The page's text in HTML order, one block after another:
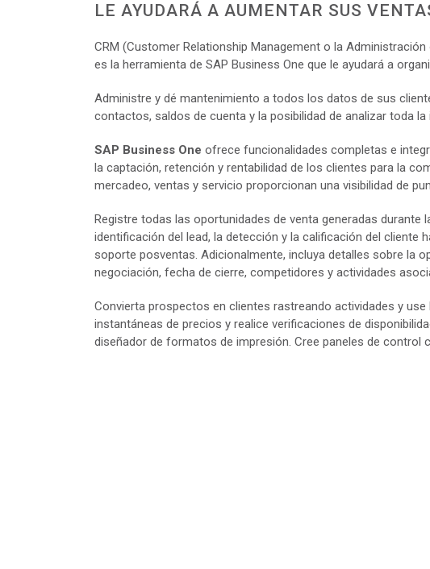
LE AYUDARÁ A AUMENTAR SUS
CRM (Customer Relationship Management o la
es la herramienta de SAP Business One que le ayudará a
Administre y dé mantenimiento a todos los datos de sus
contactos, saldos de cuenta y la posibilidad de analizar toda
SAP Business One ofrece funcionalidades completas e
la captación, retención y rentabilidad de los clientes para la
mercadeo, ventas y servicio proporcionan una visibilidad de
Registre todas las oportunidades de venta generadas durante
identificación del lead, la detección y la calificación del cliente
soporte posventas. Adicionalmente, incluya detalles sobre la
negociación, fecha de cierre, competidores y actividades
Convierta prospectos en clientes rastreando actividades y
instantáneas de precios y realice verificaciones de
diseñador de formatos de impresión. Cree paneles de control